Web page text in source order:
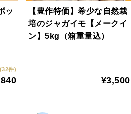
ッ
(32件)
【豊作特価】希少な自然栽
培のジャガイモ【メークイ
ン】5kg（箱重量込）
¥3,500